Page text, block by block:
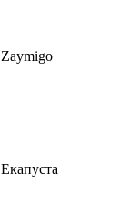
Zaymigo
Екапуста